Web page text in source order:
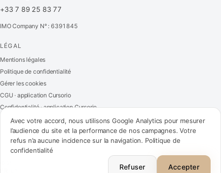
+33 7 89 25 83 77
+33 7 89 25 83 77
IMO Company N° : 6391845
LÉGAL
Mentions légales
Politique de confidentialité
Gérer les cookies
CGU · application Cursorio
Confidentialité · application Cursorio
Avec votre accord, nous utilisons Google Analytics pour mesurer
l’audience du site et la performance de nos campagnes. Votre
refus n’a aucune incidence sur la navigation. Politique de
confidentialité
Refuser Accepter